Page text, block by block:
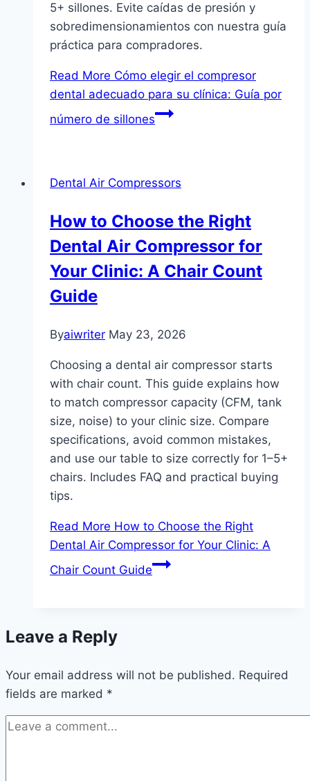
5+ sillones. Evite caídas de presión y
sobredimensionamientos con nuestra guía
práctica para compradores.
Read More Cómo elegir el compresor
dental adecuado para su clínica: Guía por
número de sillones
Dental Air Compressors
How to Choose the Right
Dental Air Compressor for
Your Clinic: A Chair Count
Guide
Byaiwriter May 23, 2026
Choosing a dental air compressor starts
with chair count. This guide explains how
to match compressor capacity (CFM, tank
size, noise) to your clinic size. Compare
specifications, avoid common mistakes,
and use our table to size correctly for 1–5+
chairs. Includes FAQ and practical buying
tips.
Read More How to Choose the Right
Dental Air Compressor for Your Clinic: A
Chair Count Guide
Leave a Reply
Your email address will not be published. Required
fields are marked *